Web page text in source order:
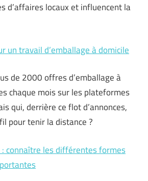
d’affaires locaux et influencent la
un travail d’emballage à domicile
de 2000 offres d’emballage à
chaque mois sur les plateformes
qui, derrière ce flot d’annonces,
pour tenir la distance ?
connaître les différentes formes